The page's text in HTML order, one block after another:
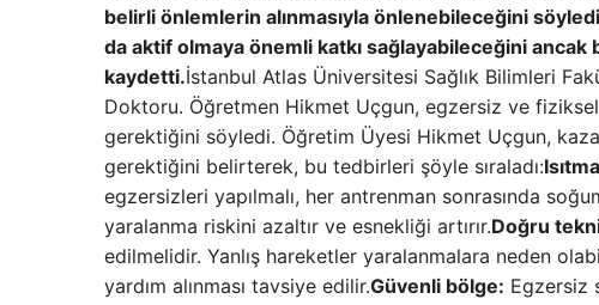
belirli önlemlerin alınmasıyla önlenebileceğini
da aktif olmaya önemli katkı sağlayabileceğini ancak
kaydetti.İstanbul Atlas Üniversitesi Sağlık Bilimleri
Doktoru. Öğretmen Hikmet Uçgun, egzersiz ve
gerektiğini söyledi. Öğretim Üyesi Hikmet Uçgun,
gerektiğini belirterek, bu tedbirleri şöyle sıraladı:
egzersizleri yapılmalı, her antrenman sonrasında
yaralanma riskini azaltır ve esnekliği artırır.Doğru
edilmelidir. Yanlış hareketler yaralanmalara neden
yardım alınması tavsiye edilir.Güvenli bölge: Egzersiz